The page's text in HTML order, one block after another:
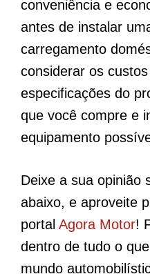
conveniência e
antes de instalar
carregamento
considerar os
especificações do
que você compre e
equipamento
Deixe a sua opinião
abaixo, e aproveite
portal Agora Motor!
dentro de tudo o
mundo